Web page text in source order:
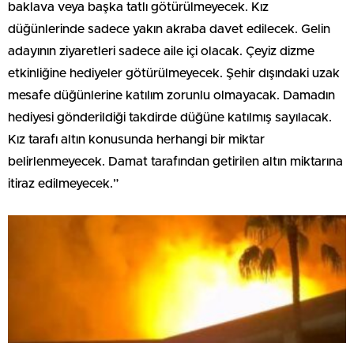
baklava veya başka tatlı götürülmeyecek. Kız
düğünlerinde sadece yakın akraba davet edilecek. Gelin
adayının ziyaretleri sadece aile içi olacak. Çeyiz dizme
etkinliğine hediyeler götürülmeyecek. Şehir dışındaki uzak
mesafe düğünlerine katılım zorunlu olmayacak. Damadın
hediyesi gönderildiği takdirde düğüne katılmış sayılacak.
Kız tarafı altın konusunda herhangi bir miktar
belirlenmeyecek. Damat tarafından getirilen altın miktarına
itiraz edilmeyecek.”